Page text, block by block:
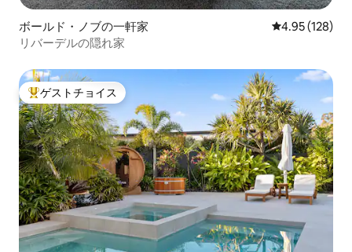
ボールド・ノブの一軒家 レビュー128
4.95 (128)
リバーデルの隠れ家
大好評のゲストチョイスです。
ゲストチョイス